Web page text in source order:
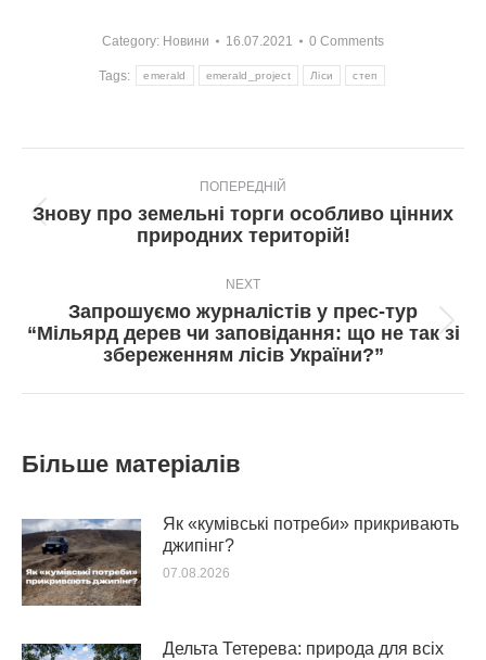
Category: Новини 16.07.2021 0 Comments
Tags: emerald emerald_project Ліси степ
navigation
ПОПЕРЕДНІЙ
Попередній
пост:
Знову про земельні торги особливо цінних
природних територій!
NEXT
Next
post:
Запрошуємо журналістів у прес-тур
“Мільярд дерев чи заповідання: що не так зі
збереженням лісів України?”
Більше матеріалів
Як «кумівські потреби» прикривають
джипінг?
07.08.2026
Дельта Тетерева: природа для всіх